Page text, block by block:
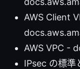
AWS Client
AWS VPC -
IPsec の標準